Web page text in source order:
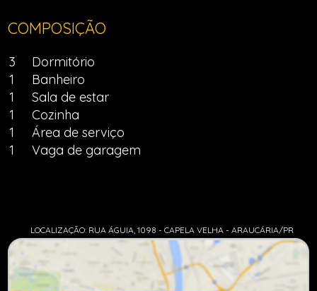
COMPOSIÇÃO
3
Dormitório
1
Banheiro
1
Sala de estar
1
Cozinha
1
Área de serviço
1
Vaga de garagem
LOCALIZAÇÃO: RUA ÁGUIA, 1098 - CAPELA VELHA - ARAUCÁRIA/PR